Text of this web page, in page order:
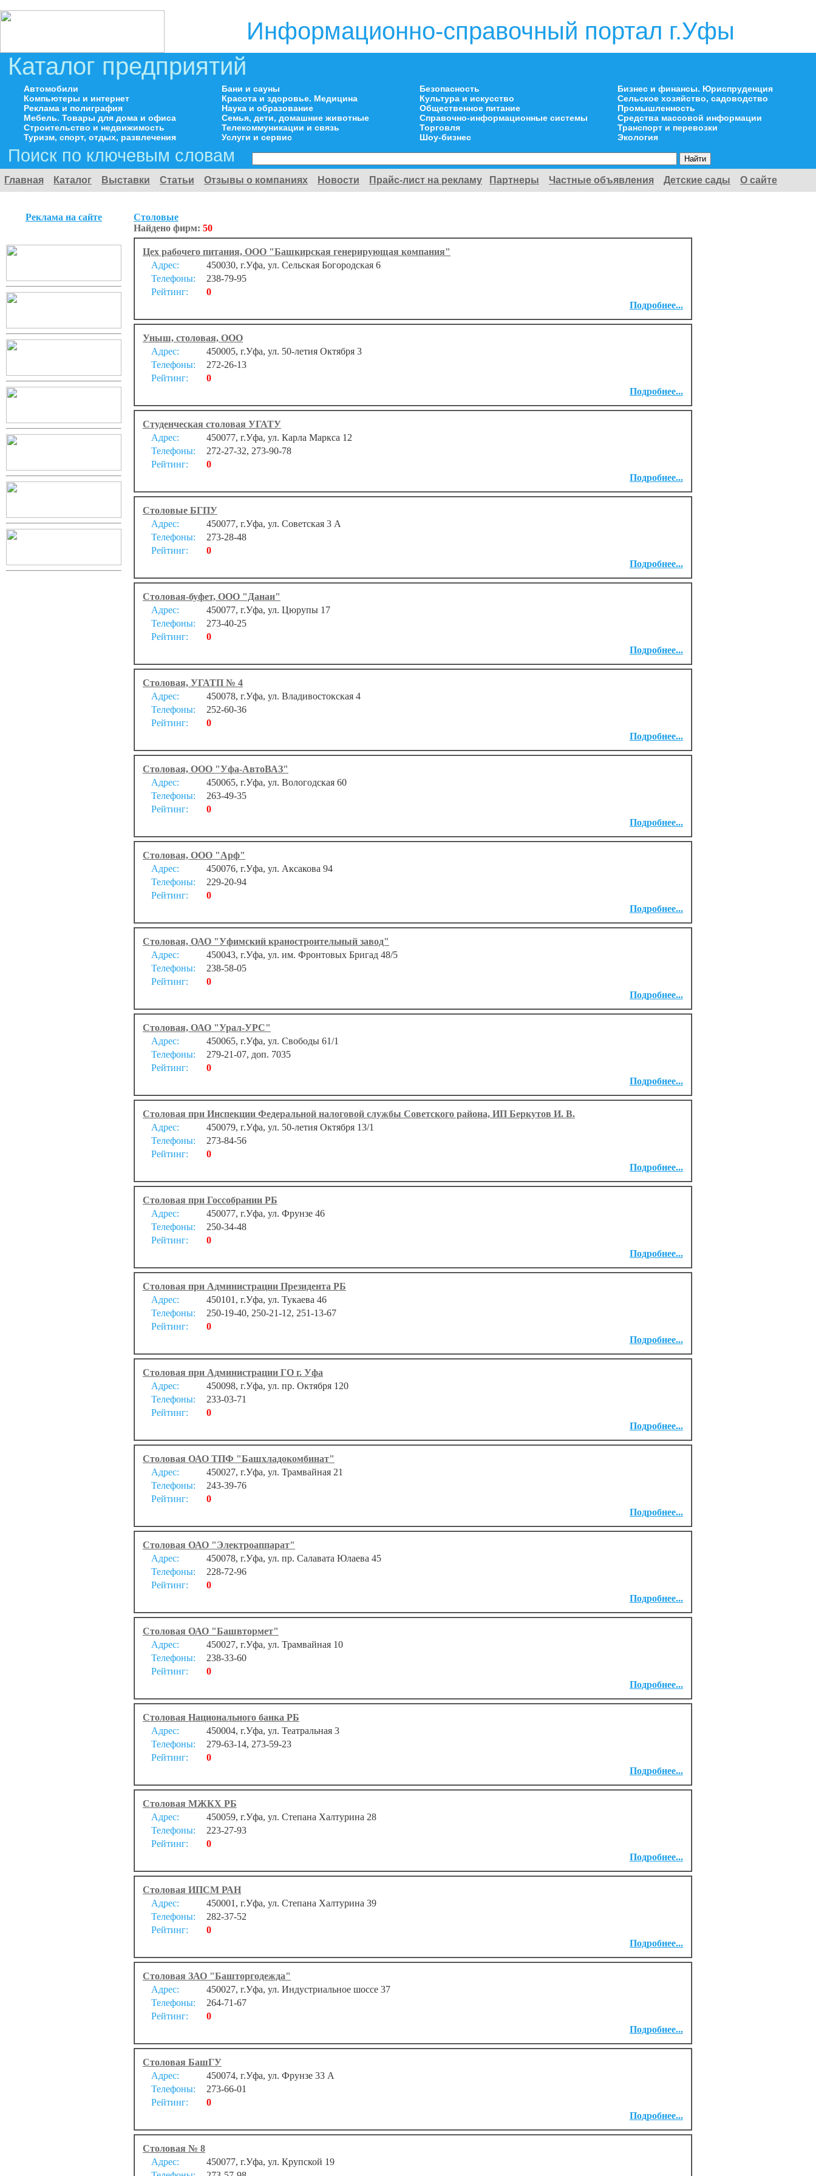
Информационно-справочный портал г.Уфы
Каталог предприятий
Автомобили
Компьютеры и интернет
Реклама и полиграфия
Мебель. Товары для дома и офиса
Строительство и недвижимость
Туризм, спорт, отдых, развлечения
Бани и сауны
Красота и здоровье. Медицина
Наука и образование
Семья, дети, домашние животные
Телекоммуникации и связь
Услуги и сервис
Безопасность
Культура и искусство
Общественное питание
Справочно-информационные системы
Торговля
Шоу-бизнес
Бизнес и финансы. Юриспруденция
Сельское хозяйство, садоводство
Промышленность
Средства массовой информации
Транспорт и перевозки
Экология
Поиск по ключевым словам
Главная Каталог Выставки Статьи Отзывы о компаниях Новости Прайс-лист на рекламу Партнеры Частные объявления Детские сады О сайте
Реклама на сайте
Столовые
Найдено фирм: 50
Цех рабочего питания, ООО "Башкирская генерирующая компания"
Адрес:
450030, г.Уфа, ул. Сельская Богородская 6
Телефоны:
238-79-95
Рейтинг:
0
Подробнее...
Уныш, столовая, ООО
Адрес:
450005, г.Уфа, ул. 50-летия Октября 3
Телефоны:
272-26-13
Рейтинг:
0
Подробнее...
Студенческая столовая УГАТУ
Адрес:
450077, г.Уфа, ул. Карла Маркса 12
Телефоны:
272-27-32, 273-90-78
Рейтинг:
0
Подробнее...
Столовые БГПУ
Адрес:
450077, г.Уфа, ул. Советская 3 А
Телефоны:
273-28-48
Рейтинг:
0
Подробнее...
Столовая-буфет, ООО "Данаи"
Адрес:
450077, г.Уфа, ул. Цюрупы 17
Телефоны:
273-40-25
Рейтинг:
0
Подробнее...
Столовая, УГАТП № 4
Адрес:
450078, г.Уфа, ул. Владивостокская 4
Телефоны:
252-60-36
Рейтинг:
0
Подробнее...
Столовая, ООО "Уфа-АвтоВАЗ"
Адрес:
450065, г.Уфа, ул. Вологодская 60
Телефоны:
263-49-35
Рейтинг:
0
Подробнее...
Столовая, ООО "Арф"
Адрес:
450076, г.Уфа, ул. Аксакова 94
Телефоны:
229-20-94
Рейтинг:
0
Подробнее...
Столовая, ОАО "Уфимский краностроительный завод"
Адрес:
450043, г.Уфа, ул. им. Фронтовых Бригад 48/5
Телефоны:
238-58-05
Рейтинг:
0
Подробнее...
Столовая, ОАО "Урал-УРС"
Адрес:
450065, г.Уфа, ул. Свободы 61/1
Телефоны:
279-21-07, доп. 7035
Рейтинг:
0
Подробнее...
Столовая при Инспекции Федеральной налоговой службы Советского района, ИП Беркутов И. В.
Адрес:
450079, г.Уфа, ул. 50-летия Октября 13/1
Телефоны:
273-84-56
Рейтинг:
0
Подробнее...
Столовая при Госсобрании РБ
Адрес:
450077, г.Уфа, ул. Фрунзе 46
Телефоны:
250-34-48
Рейтинг:
0
Подробнее...
Столовая при Администрации Президента РБ
Адрес:
450101, г.Уфа, ул. Тукаева 46
Телефоны:
250-19-40, 250-21-12, 251-13-67
Рейтинг:
0
Подробнее...
Столовая при Администрации ГО г. Уфа
Адрес:
450098, г.Уфа, ул. пр. Октября 120
Телефоны:
233-03-71
Рейтинг:
0
Подробнее...
Столовая ОАО ТПФ "Башхладокомбинат"
Адрес:
450027, г.Уфа, ул. Трамвайная 21
Телефоны:
243-39-76
Рейтинг:
0
Подробнее...
Столовая ОАО "Электроаппарат"
Адрес:
450078, г.Уфа, ул. пр. Салавата Юлаева 45
Телефоны:
228-72-96
Рейтинг:
0
Подробнее...
Столовая ОАО "Башвтормет"
Адрес:
450027, г.Уфа, ул. Трамвайная 10
Телефоны:
238-33-60
Рейтинг:
0
Подробнее...
Столовая Национального банка РБ
Адрес:
450004, г.Уфа, ул. Театральная 3
Телефоны:
279-63-14, 273-59-23
Рейтинг:
0
Подробнее...
Столовая МЖКХ РБ
Адрес:
450059, г.Уфа, ул. Степана Халтурина 28
Телефоны:
223-27-93
Рейтинг:
0
Подробнее...
Столовая ИПСМ РАН
Адрес:
450001, г.Уфа, ул. Степана Халтурина 39
Телефоны:
282-37-52
Рейтинг:
0
Подробнее...
Столовая ЗАО "Башторгодежда"
Адрес:
450027, г.Уфа, ул. Индустриальное шоcсе 37
Телефоны:
264-71-67
Рейтинг:
0
Подробнее...
Столовая БашГУ
Адрес:
450074, г.Уфа, ул. Фрунзе 33 А
Телефоны:
273-66-01
Рейтинг:
0
Подробнее...
Столовая № 8
Адрес:
450077, г.Уфа, ул. Крупской 19